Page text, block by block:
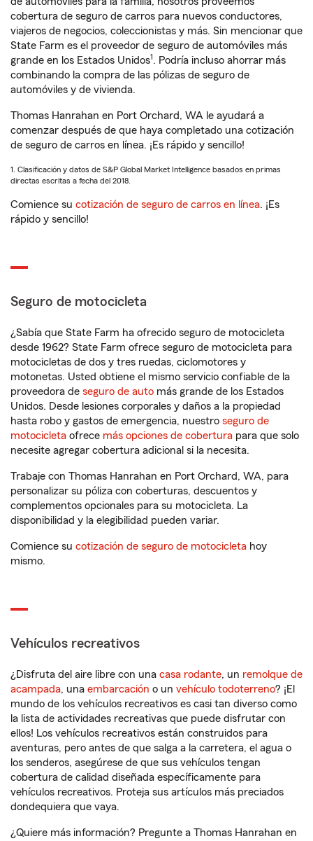
cobertura de seguro de carros para nuevos conductores,
viajeros de negocios, coleccionistas y más. Sin mencionar que
State Farm es el proveedor de seguro de automóviles más
grande en los Estados Unidos1. Podría incluso ahorrar más
combinando la compra de las pólizas de seguro de
automóviles y de vivienda.
Thomas Hanrahan en Port Orchard, WA le ayudará a
comenzar después de que haya completado una cotización
de seguro de carros en línea. ¡Es rápido y sencillo!
1. Clasificación y datos de S&P Global Market Intelligence basados en primas
directas escritas a fecha del 2018.
Comience su cotización de seguro de carros en línea. ¡Es
rápido y sencillo!
Seguro de motocicleta
¿Sabía que State Farm ha ofrecido seguro de motocicleta
desde 1962? State Farm ofrece seguro de motocicleta para
motocicletas de dos y tres ruedas, ciclomotores y
motonetas. Usted obtiene el mismo servicio confiable de la
proveedora de seguro de auto más grande de los Estados
Unidos. Desde lesiones corporales y daños a la propiedad
hasta robo y gastos de emergencia, nuestro seguro de
motocicleta ofrece más opciones de cobertura para que solo
necesite agregar cobertura adicional si la necesita.
Trabaje con Thomas Hanrahan en Port Orchard, WA, para
personalizar su póliza con coberturas, descuentos y
complementos opcionales para su motocicleta. La
disponibilidad y la elegibilidad pueden variar.
Comience su cotización de seguro de motocicleta hoy
mismo.
Vehículos recreativos
¿Disfruta del aire libre con una casa rodante, un remolque de
acampada, una embarcación o un vehículo todoterreno? ¡El
mundo de los vehículos recreativos es casi tan diverso como
la lista de actividades recreativas que puede disfrutar con
ellos! Los vehículos recreativos están construidos para
aventuras, pero antes de que salga a la carretera, el agua o
los senderos, asegúrese de que sus vehículos tengan
cobertura de calidad diseñada específicamente para
vehículos recreativos. Proteja sus artículos más preciados
dondequiera que vaya.
¿Quiere más información? Pregunte a Thomas Hanrahan en